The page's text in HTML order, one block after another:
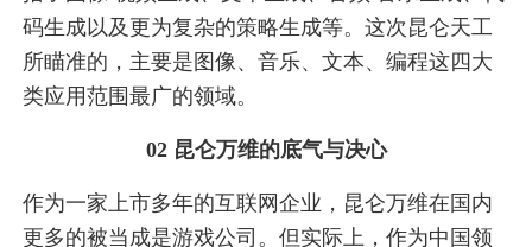
码生成以及更为复杂的策略生成等。这次昆仑天工
所瞄准的，主要是图像、音乐、文本、编程这四大
类应用范围最广的领域。
02 昆仑万维的底气与决心
作为一家上市多年的互联网企业，昆仑万维在国内
更多的被当成是游戏公司。但实际上，作为中国领